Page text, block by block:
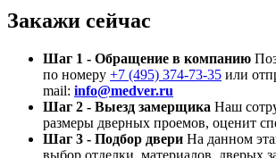
Закажи сейчас
Шаг 1 - Обращение в компанию
по номеру +7 (495) 374-73-35 или
mail: info@medver.ru
Шаг 2 - Выезд замерщика Наш
размеры дверных проемов, оценит
Шаг 3 - Подбор двери На данном